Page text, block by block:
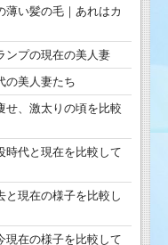
薄い髪の毛｜あれはカ
ンプの現在の美人妻
の美人妻たち
せ、激太りの頃を比較
時代と現在を比較して
と現在の様子を比較し
現在の様子を比較して